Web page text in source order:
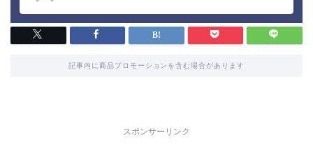
記事内に商品プロモーションを含む場合があります
スポンサーリンク